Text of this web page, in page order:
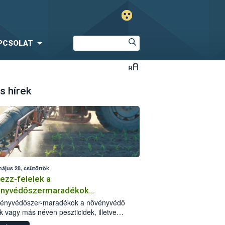
hírek
28, csütörtök
felelek a
kockázatáról
maradékok a növényvédő
vagy más néven peszticidek, illetve
kis mennyiségei, melyek a